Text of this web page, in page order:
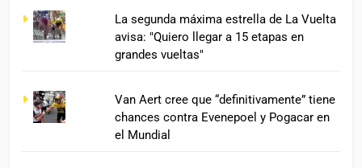
La segunda máxima estrella de La Vuelta
avisa: "Quiero llegar a 15 etapas en
grandes vueltas"
Van Aert cree que “definitivamente” tiene
chances contra Evenepoel y Pogacar en
el Mundial